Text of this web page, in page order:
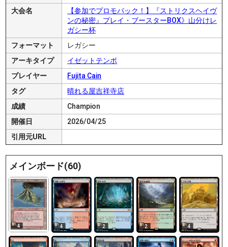
大会名
【参加でプロモパック！】『ストリクスヘイヴ
ンの秘密』プレイ・ブースターBOX》山分けレ
ガシー杯
フォーマット
レガシー
アーキタイプ
イゼットテンポ
プレイヤー
Fujita Cain
タグ
晴れる屋吉祥寺店
成績
Champion
開催日
2026/04/25
引用元URL
メインボード(60)
4 4 2 2 4